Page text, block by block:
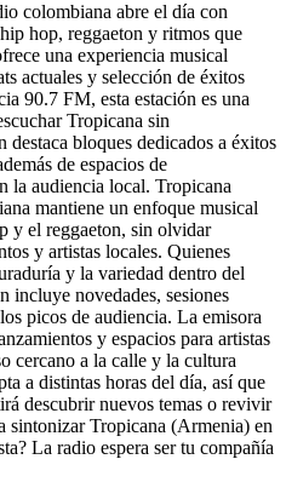
colombiana abre el día con
hop, reggaeton y ritmos que
una experiencia musical
actuales y selección de éxitos
90.7 FM, esta estación es una
Tropicana sin
bloques dedicados a éxitos
de espacios de
la audiencia local. Tropicana
mantiene un enfoque musical
y el reggaeton, sin olvidar
y artistas locales. Quienes
y la variedad dentro del
incluye novedades, sesiones
picos de audiencia. La emisora
y espacios para artistas
cercano a la calle y la cultura
a distintas horas del día, así que
descubrir nuevos temas o revivir
sintonizar Tropicana (Armenia) en
La radio espera ser tu compañía